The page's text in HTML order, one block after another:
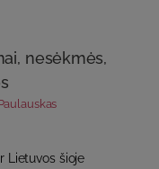
nesėkmės,
Lietuvos šioje